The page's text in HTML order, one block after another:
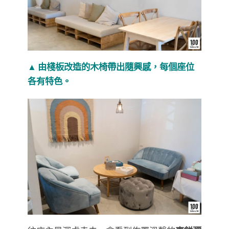
▲ 由棧板改造的木椅帶出隨興感，每個座位
各有特色。